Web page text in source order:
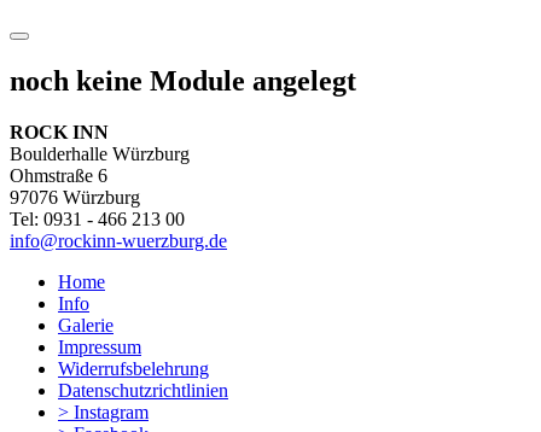
noch keine Module angelegt
ROCK INN
Boulderhalle Würzburg
Ohmstraße 6
97076 Würzburg
Tel: 0931 - 466 213 00
info@rockinn-wuerzburg.de
Home
Info
Galerie
Impressum
Widerrufsbelehrung
Datenschutzrichtlinien
> Instagram